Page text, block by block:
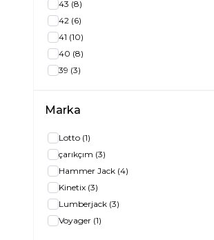
43 (8)
42 (6)
41 (10)
40 (8)
39 (3)
Marka
Lotto (1)
çarıkçım (3)
Hammer Jack (4)
Kinetix (3)
Lumberjack (3)
Voyager (1)